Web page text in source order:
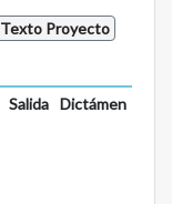
Texto Proyecto
Salida
Dictámen